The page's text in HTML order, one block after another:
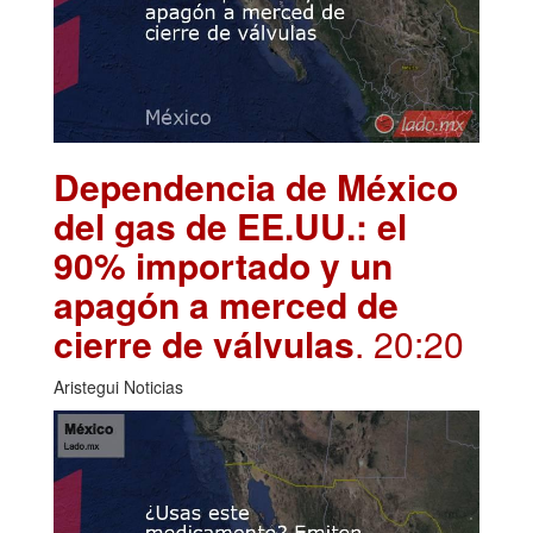
Dependencia de México
del gas de EE.UU.: el
90% importado y un
apagón a merced de
cierre de válvulas. 20:20
Aristegui Noticias